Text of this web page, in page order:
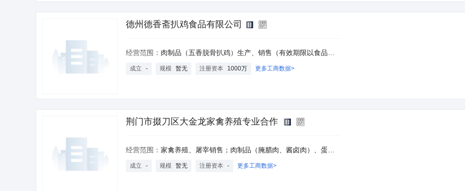
德州德香斋扒鸡食品有限公司
经营范围： 肉制品（五香脱骨扒鸡）生产、销售（有效期限以食品生产许可证为准）；农副产品（肉禽类、调料）收购。(依法须经批准的项目，经相关部门批准后方可开展经营活动)
成立 - 规模 暂无 注册资本 1000万 更多工商数据>
荆门市掇刀区大金龙家禽养殖专业合作
经营范围： 家禽养殖、屠宰销售；肉制品（腌腊肉、酱卤肉）、蛋制品（再生蛋类）生产销售；水果、蔬菜、花卉苗木种植及销售；淡水鱼、虾养殖及销售；为本社成员养殖、种植所需饲料及原料提供购销及信息技术咨询服务（涉及许可经营项目，应取得相关部门许可后方可经营）
成立 - 规模 暂无 注册资本 - 更多工商数据>